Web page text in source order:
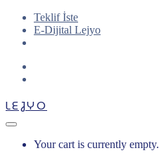
Teklif İste
E-Dijital Lejyo
LEJYO
Your cart is currently empty.